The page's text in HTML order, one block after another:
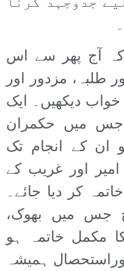
آج پھر سے اس
طلبہ، مزدور اور
دیکھیں۔ ایک
میں حکمران
ان کے انجام تک
اور غریب کے
کر دیا جائے۔
جس میں بھوک،
مکمل خاتمہ ہو
ہمیشہ